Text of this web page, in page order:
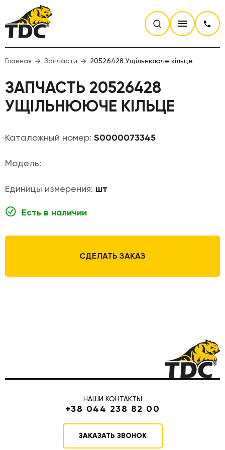
Главная Запчасти 20526428 Ущільнююче кільце
ЗАПЧАСТЬ 20526428
УЩІЛЬНЮЮЧЕ КІЛЬЦЕ
Каталожный номер: S0000073345
Модель:
Единицы измерения: шт
Есть в наличии
СДЕЛАТЬ ЗАКАЗ
НАШИ КОНТАКТЫ
+38 044 238 82 00
ЗАКАЗАТЬ ЗВОНОК